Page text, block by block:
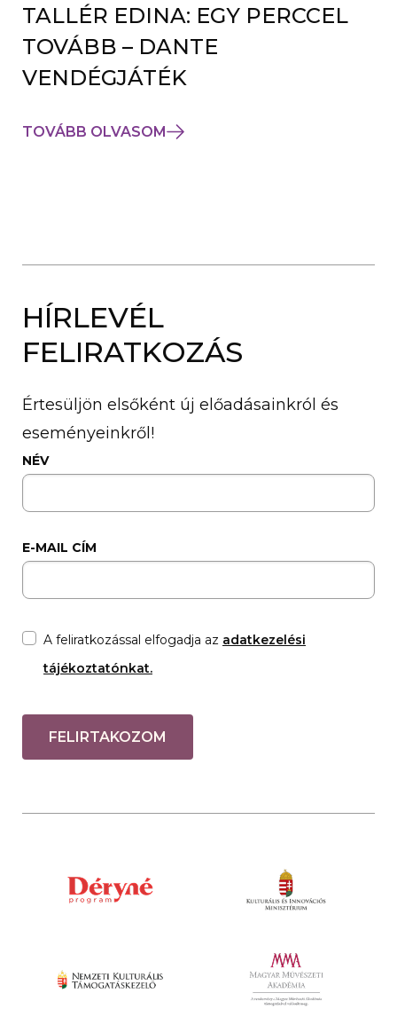
TALLÉR EDINA: EGY PERCCEL
TOVÁBB – DANTE
VENDÉGJÁTÉK
TOVÁBB OLVASOM
HÍRLEVÉL
FELIRATKOZÁS
Értesüljön elsőként új előadásainkról és
eseményeinkről!
NÉV
E-MAIL CÍM
A feliratkozással elfogadja az adatkezelési
tájékoztatónkat.
FELIRTAKOZOM